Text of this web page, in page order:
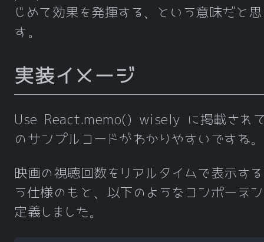
じめて効果を発揮する、という意味だと
す。
実装イメージ
Use React.memo() wisely に掲載され
のサンプルコードがわかりやすいですね。
映画の視聴回数をリアルタイムで表示す
う仕様のもと、以下のようなコンポーネ
定義しました。